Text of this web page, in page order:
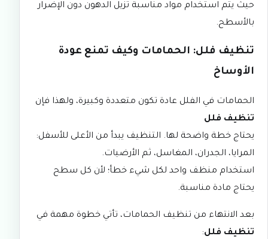
حيث يتم استخدام مواد مناسبة تزيل الدهون دون الإضرار
بالأسطح.
تنظيف فلل: الحمامات وكيف تمنع عودة
الأوساخ
الحمامات في الفلل عادة تكون متعددة وكبيرة، ولهذا فإن
تنظيف فلل
يحتاج خطة واضحة لها. التنظيف يبدأ من الأعلى للأسفل:
المرايا، الجدران، المغاسل، ثم الأرضيات.
استخدام منظف واحد لكل شيء خطأ؛ لأن كل سطح
يحتاج مادة مناسبة.
بعد الانتهاء من تنظيف الحمامات، تأتي خطوة مهمة في
تنظيف فلل: